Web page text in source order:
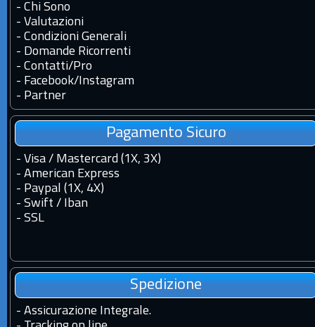
- Chi Sono
- Valutazioni
- Condizioni Generali
- Domande Ricorrenti
- Contatti/Pro
- Facebook/Instagram
- Partner
Pagamento Sicuro
- Visa / Mastercard (1X, 3X)
- American Express
- Paypal (1X, 4X)
- Swift / Iban
- SSL
Spedizione
- Assicurazione Integrale.